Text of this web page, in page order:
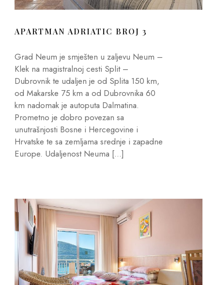
APARTMAN ADRIATIC BROJ 3
Grad Neum je smješten u zaljevu Neum –
Klek na magistralnoj cesti Split –
Dubrovnik te udaljen je od Splita 150 km,
od Makarske 75 km a od Dubrovnika 60
km nadomak je autoputa Dalmatina.
Prometno je dobro povezan sa
unutrašnjosti Bosne i Hercegovine i
Hrvatske te sa zemljama srednje i zapadne
Europe. Udaljenost Neuma […]